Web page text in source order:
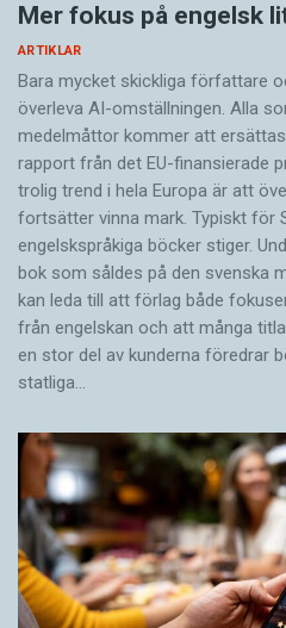
Mer fokus på engelsk
ARTIKLAR
Bara mycket skickliga författare
överleva AI-omställningen. Alla
medelmåttor kommer att
rapport från det EU-finansierade
trolig trend i hela Europa är att
fortsätter vinna mark. Typiskt för
engelskspråkiga böcker stiger.
bok som såldes på den svenska
kan leda till att förlag både
från engelskan och att många
en stor del av kunderna föredrar
statliga…